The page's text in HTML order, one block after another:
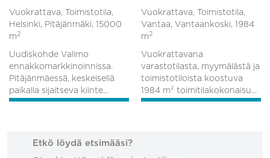
Vuokrattava, Toimistotila,
Helsinki, Pitäjänmäki, 15000
m 2
Uudiskohde Valimo
ennakkomarkkinoinnissa.
Pitäjänmäessä, keskeisellä
paikalla sijaitseva kiinte...
Vuokrattava, Toimistotila,
Vantaa, Vantaankoski, 1984
m 2
Vuokrattavana
varastotilasta, myymälästä ja
toimistotiloista koostuva
1984 m² toimitilakokonaisu...
Etkö löydä etsimääsi?